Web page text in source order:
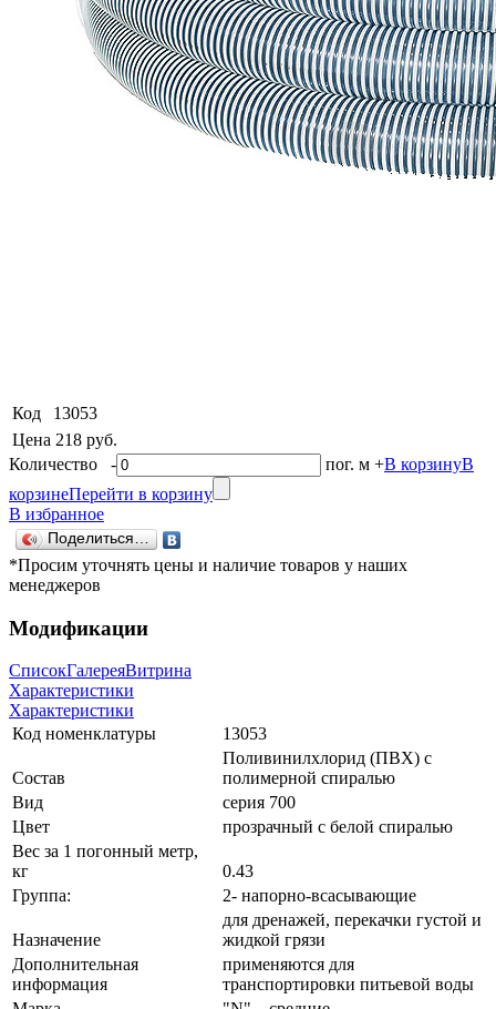
Код
13053
Цена 218 руб.
Количество - пог. м +В корзинуВ
корзинеПерейти в корзину
В избранное
Поделиться…
*Просим уточнять цены и наличие товаров у наших
менеджеров
Модификации
СписокГалереяВитрина
Характеристики
Характеристики
Код номенклатуры
13053
Состав
Поливинилхлорид (ПВХ) с
полимерной спиралью
Вид
серия 700
Цвет
прозрачный с белой спиралью
Вес за 1 погонный метр,
кг
0.43
Группа:
2- напорно-всасывающие
Назначение
для дренажей, перекачки густой и
жидкой грязи
Дополнительная
информация
применяются для
транспортировки питьевой воды